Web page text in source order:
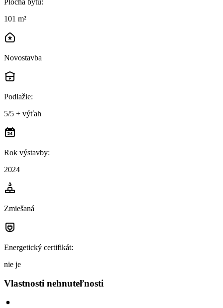
101 m²
Novostavba
Podlažie:
5/5 + výťah
Rok výstavby:
2024
Zmiešaná
Energetický certifikát:
nie je
Vlastnosti nehnuteľnosti